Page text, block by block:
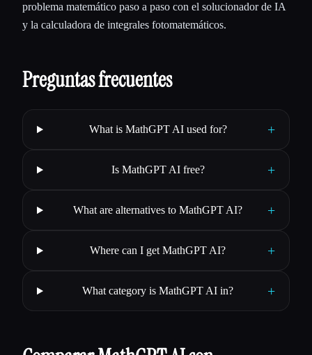
problema matemático paso a paso con el solucionador de IA
y la calculadora de integrales fotomatemáticos.
Preguntas frecuentes
What is MathGPT AI used for? +
Is MathGPT AI free? +
What are alternatives to MathGPT AI? +
Where can I get MathGPT AI? +
What category is MathGPT AI in? +